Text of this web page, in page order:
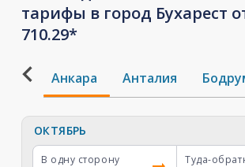
тарифы в город Бухарест
710.29*
Анкара Анталия
ОКТЯБРЬ
В одну сторону
Туда-